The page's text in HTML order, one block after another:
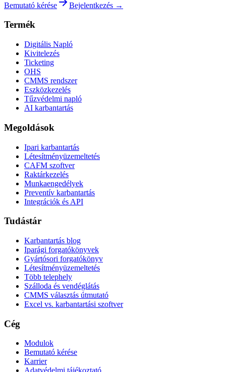
Bemutató kérése
Bejelentkezés →
Termék
Digitális Napló
Kivitelezés
Ticketing
OHS
CMMS rendszer
Eszközkezelés
Tűzvédelmi napló
AI karbantartás
Megoldások
Ipari karbantartás
Létesítményüzemeltetés
CAFM szoftver
Raktárkezelés
Munkaengedélyek
Preventív karbantartás
Integrációk és API
Tudástár
Karbantartás blog
Iparági forgatókönyvek
Gyártósori forgatókönyv
Létesítményüzemeltetés
Több telephely
Szálloda és vendéglátás
CMMS választás útmutató
Excel vs. karbantartási szoftver
Cég
Modulok
Bemutató kérése
Karrier